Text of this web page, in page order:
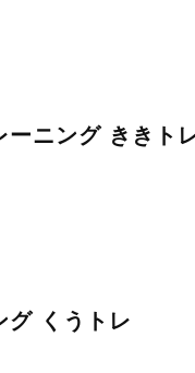
ーニング ききト
くうトレ